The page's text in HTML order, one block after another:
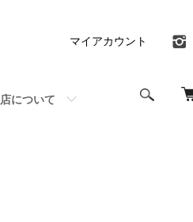
について
マイアカウント